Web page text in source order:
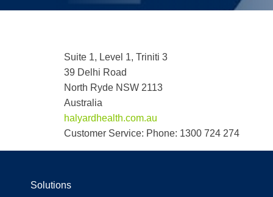
Suite 1, Level 1, Triniti 3
39 Delhi Road
North Ryde NSW 2113
Australia
halyardhealth.com.au
Customer Service: Phone: 1300 724 274
Solutions